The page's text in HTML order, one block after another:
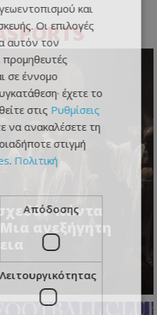
πάντα
ανεξήγητη
και
Οι επιλογές
αυτόν τον
προμηθευτές
σε έννομο
έχετε το
στις Ρυθμίσεις
να ανακαλέσετε τη
στιγμή
. Πολιτική
Απόδοσης
Λειτουργικότητας